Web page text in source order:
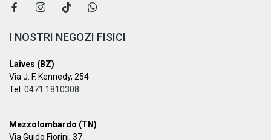
I NOSTRI NEGOZI FISICI
Laives (BZ)
Via J. F. Kennedy, 254
Tel: 0471 1810308
Mezzolombardo (TN)
Via Guido Fiorini, 37